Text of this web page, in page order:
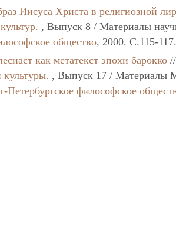
Иисуса Христа в религиозной
, Выпуск 8 / Материалы
общество, 2000. C.115-117.
как метатекст эпохи барокко
, Выпуск 17 / Материалы
Петербургское философское